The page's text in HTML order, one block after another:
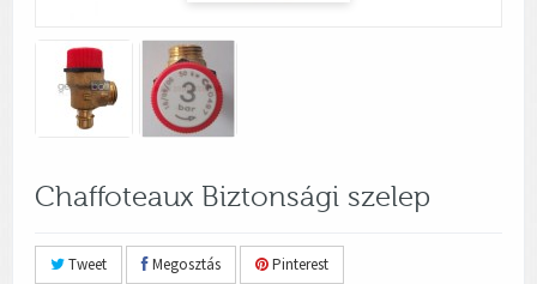
Chaffoteaux Biztonsági szelep
Tweet Megosztás Pinterest